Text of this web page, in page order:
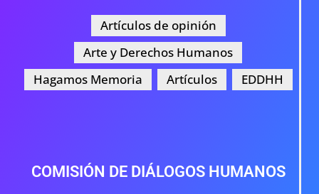
Artículos de opinión
Arte y Derechos Humanos
Hagamos Memoria
Artículos EDDHH
COMISIÓN DE DIÁLOGOS HUMANOS